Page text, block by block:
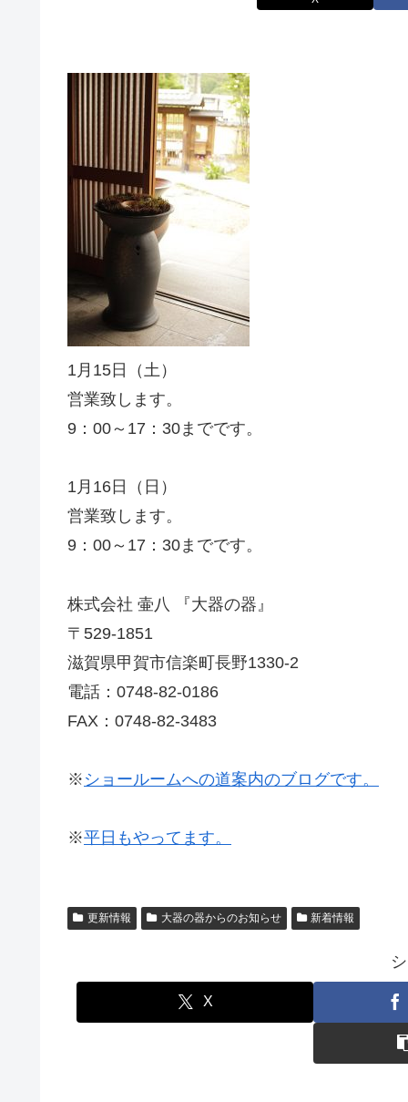
1月15日（土）
営業致します。
9：00～17：30までです。
1月16日（日）
営業致します。
9：00～17：30までです。
株式会社 壷八 『大器の器』
〒529-1851
滋賀県甲賀市信楽町長野1330-2
電話：0748-82-0186
FAX：0748-82-3483
※ ショールームへの道案内のブログです。
※平日もやってます。
更新情報 大器の器からのお知らせ 新着情報
X